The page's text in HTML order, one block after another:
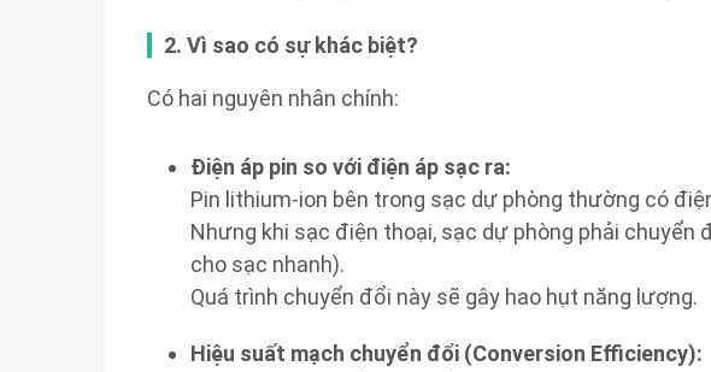
2. Vì sao có sự khác biệt?
Có hai nguyên nhân chính:
Điện áp pin so với điện áp sạc ra:
Pin lithium-ion bên trong sạc dự phòng thường có
Nhưng khi sạc điện thoại, sạc dự phòng phải chuyển
cho sạc nhanh).
Quá trình chuyển đổi này sẽ gây hao hụt năng lượng.
Hiệu suất mạch chuyển đổi (Conversion Efficiency):